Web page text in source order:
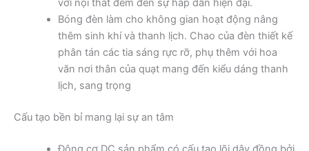
với nội thất đem đến sự hấp dẫn hiện đại.
Bóng đèn làm cho không gian hoạt động nâng
thêm sinh khí và thanh lịch. Chao của đèn thiết kế
phân tán các tia sáng rực rỡ, phụ thêm với hoa
văn nơi thân của quạt mang đến kiểu dáng thanh
lịch, sang trọng
Cấu tạo bền bỉ mang lại sự an tâm